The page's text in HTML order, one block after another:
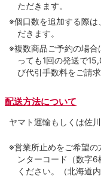
ただきます。
※個口数を追加する際は
だきます。
※複数商品ご予約の場
っても1回の発送で
び代引手数料をご請
配送方法について
ヤマト運輸もしくは佐
※営業所止めをご希望の
ンターコード（数字
ください。（北海道